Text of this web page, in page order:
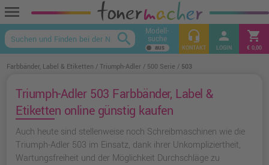
menu
keyboard_arrow_up
search Modell-
suche headset_mic
KONTAKT
person
LOGIN
shopping_cart
€ 0,00
Farbbänder, Label & Etiketten Triumph-Adler 500 Serie 503
Triumph-Adler 503 Farbbänder, Label &
Etiketten online günstig kaufen
Auch heute sind stellenweise noch Schreibmaschinen wie die
Triumph-Adler 503 im Einsatz, dank ihrer Unkompliziertheit,
Wartungsfreiheit und der Möglichkeit Durchschläge zu